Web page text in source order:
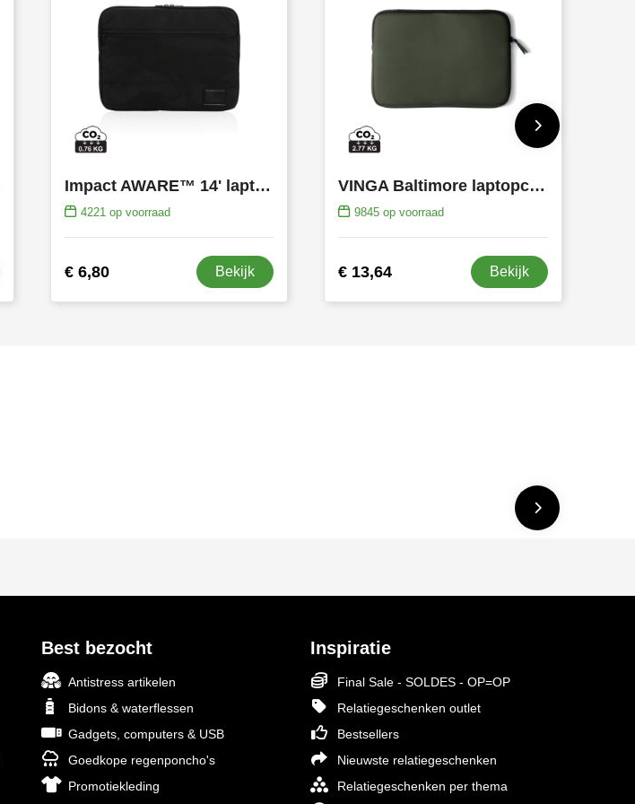
Impact AWARE™ 14' laptophoes
4221 op voorraad
€ 6,80 Bekijk
VINGA Baltimore laptopcase 15"
9845 op voorraad
€ 13,64 Bekijk
Best bezocht
Antistress artikelen
Bidons & waterflessen
Gadgets, computers & USB
Goedkope regenponcho's
Promotiekleding
Inspiratie
Final Sale - SOLDES - OP=OP
Relatiegeschenken outlet
Bestsellers
Nieuwste relatiegeschenken
Relatiegeschenken per thema